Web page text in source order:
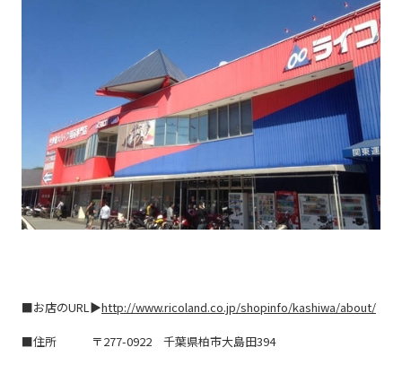
■お店のURL▶http://www.ricoland.co.jp/shopinfo/kashiwa/about/
■住所 〒277-0922 千葉県柏市大島田394